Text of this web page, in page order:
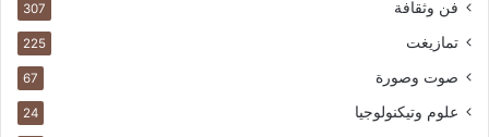
فن وثقافة 307
تمازيغت 225
صوت وصورة 67
علوم وتيكنولوجيا 24